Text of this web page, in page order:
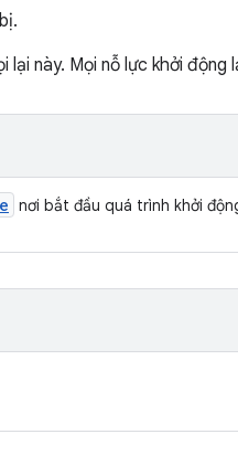
này. Mọi nỗ lực khởi động
nơi bắt đầu quá trình khởi